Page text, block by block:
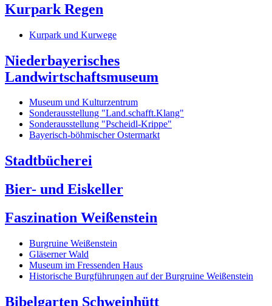
Kurpark Regen
Kurpark und Kurwege
Niederbayerisches
Landwirtschaftsmuseum
Museum und Kulturzentrum
Sonderausstellung "Land.schafft.Klang"
Sonderausstellung "Pscheidl-Krippe"
Bayerisch-böhmischer Ostermarkt
Stadtbücherei
Bier- und Eiskeller
Faszination Weißenstein
Burgruine Weißenstein
Gläserner Wald
Museum im Fressenden Haus
Historische Burgführungen auf der Burgruine Weißenstein
Bibelgarten Schweinhütt